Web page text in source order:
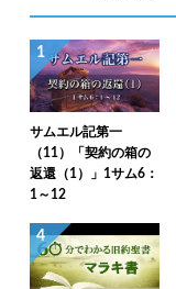
1
サムエル記第一
（11）「契約の箱の
返還（1）」1サム6：
1～12
4